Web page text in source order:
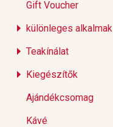
Gift Voucher
különleges alkalmak
Teakínálat
Kiegészítők
Ajándékcsomag
Kávé